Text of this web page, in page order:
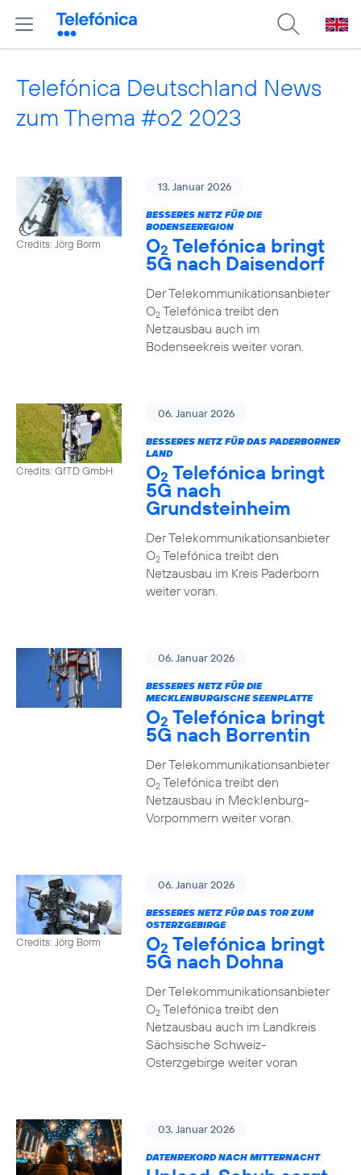
Telefónica Deutschland News
zum Thema #o2 2023
Credits: Jörg Borm
13. Januar 2026
BESSERES NETZ FÜR DIE
BODENSEEREGION
O2 Telefónica bringt
5G nach Daisendorf
Der Telekommunikationsanbieter
O2Telefónica treibt den
Netzausbau auch im
Bodenseekreis weiter voran.
Credits: GfTD GmbH
06. Januar 2026
BESSERES NETZ FÜR DAS PADERBORNER
LAND
O2 Telefónica bringt
5G nach
Grundsteinheim
Der Telekommunikationsanbieter
O2Telefónica treibt den
Netzausbau im Kreis Paderborn
weiter voran.
06. Januar 2026
BESSERES NETZ FÜR DIE
MECKLENBURGISCHE SEENPLATTE
O2 Telefónica bringt
5G nach Borrentin
Der Telekommunikationsanbieter
O2Telefónica treibt den
Netzausbau in Mecklenburg-
Vorpommern weiter voran.
Credits: Jörg Borm
06. Januar 2026
BESSERES NETZ FÜR DAS TOR ZUM
OSTERZGEBIRGE
O2 Telefónica bringt
5G nach Dohna
Der Telekommunikationsanbieter
O2Telefónica treibt den
Netzausbau auch im Landkreis
Sächsische Schweiz-
Osterzgebirge weiter voran
03. Januar 2026
DATENREKORD NACH MITTERNACHT